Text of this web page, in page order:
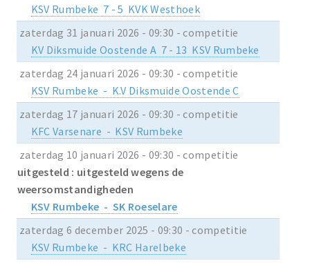
KSV Rumbeke 7 - 5 KVK Westhoek
zaterdag 31 januari 2026 - 09:30 - competitie
KV Diksmuide Oostende A 7 - 13 KSV Rumbeke
zaterdag 24 januari 2026 - 09:30 - competitie
KSV Rumbeke - K.V Diksmuide Oostende C
zaterdag 17 januari 2026 - 09:30 - competitie
KFC Varsenare - KSV Rumbeke
zaterdag 10 januari 2026 - 09:30 - competitie
uitgesteld : uitgesteld wegens de
weersomstandigheden
KSV Rumbeke - SK Roeselare
zaterdag 6 december 2025 - 09:30 - competitie
KSV Rumbeke - KRC Harelbeke